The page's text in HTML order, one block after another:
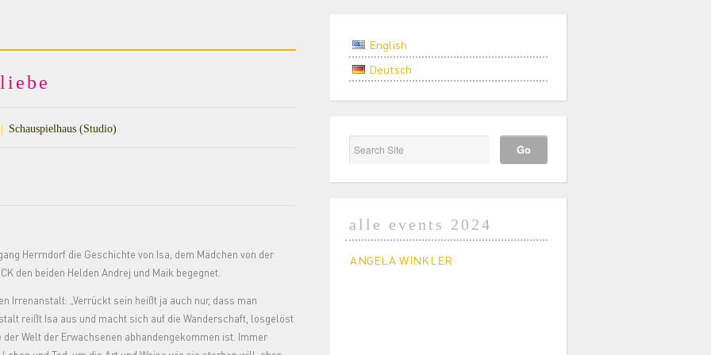
| Schauspielhaus (Studio)
Herrndorf die Geschichte von Isa, dem Mädchen von der
den beiden Helden Andrej und Maik begegnet.
Irrenanstalt: „Verrückt sein heißt ja auch nur, dass man
reißt Isa aus und macht sich auf die Wanderschaft, losgelöst
Welt der Erwachsenen abhandengekommen ist. Immer
English
Deutsch
alle events 2024
ANGELA WINKLER